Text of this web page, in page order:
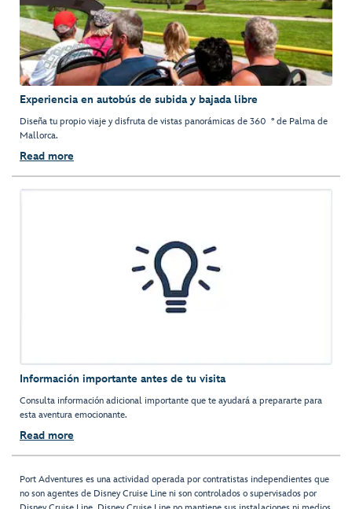
Experiencia en autobús de subida y bajada libre
Diseña tu propio viaje y disfruta de vistas panorámicas de 360 ° de Palma de
Mallorca.
Read more
Información importante antes de tu visita
Consulta información adicional importante que te ayudará a prepararte para
esta aventura emocionante.
Read more
Port Adventures es una actividad operada por contratistas independientes que
no son agentes de Disney Cruise Line ni son controlados o supervisados por